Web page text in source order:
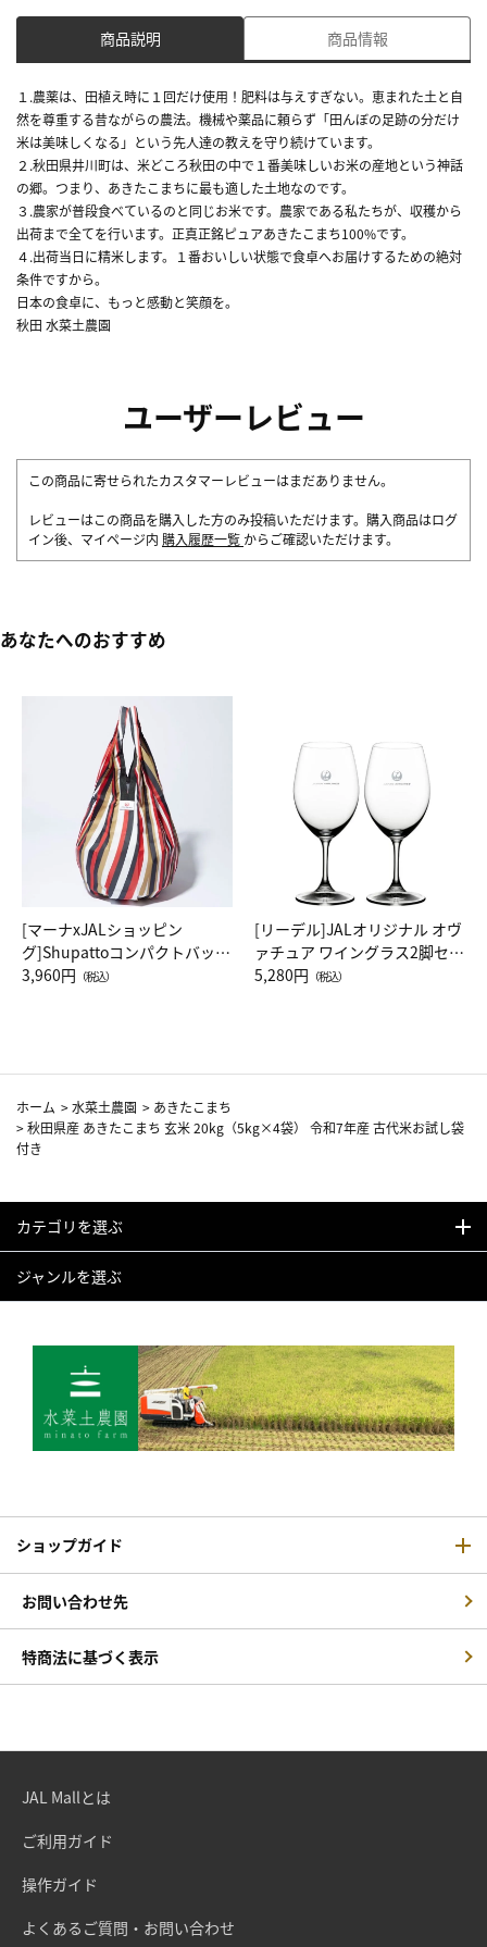
商品説明 商品情報
１.農薬は、田植え時に１回だけ使用！肥料は与えすぎない。恵まれた土と自
然を尊重する昔ながらの農法。機械や薬品に頼らず「田んぼの足跡の分だけ
米は美味しくなる」という先人達の教えを守り続けています。
２.秋田県井川町は、米どころ秋田の中で１番美味しいお米の産地という神話
の郷。つまり、あきたこまちに最も適した土地なのです。
３.農家が普段食べているのと同じお米です。農家である私たちが、収穫から
出荷まで全てを行います。正真正銘ピュアあきたこまち100%です。
４.出荷当日に精米します。１番おいしい状態で食卓へお届けするための絶対
条件ですから。
日本の食卓に、もっと感動と笑顔を。
秋田 水菜土農園
ユーザーレビュー
この商品に寄せられたカスタマーレビューはまだありません。
レビューはこの商品を購入した方のみ投稿いただけます。購入商品はログ
イン後、マイページ内 購入履歴一覧 からご確認いただけます。
あなたへのおすすめ
[マーナxJALショッピン
グ]Shupattoコンパクトバッグ
Drop JAL客室乗務員（LC）ス
3,960円 （税込）
[リーデル]JALオリジナル オヴ
ァチュア ワイングラス2脚セッ
ト（レッドワイン）
5,280円 （税込）
ホーム >水菜土農園 > あきたこまち
>秋田県産 あきたこまち 玄米 20kg（5kg×4袋） 令和7年産 古代米お試し袋
付き
カテゴリを選ぶ
ジャンルを選ぶ
ショップガイド
お問い合わせ先
特商法に基づく表示
JAL Mallとは
ご利用ガイド
操作ガイド
よくあるご質問・お問い合わせ